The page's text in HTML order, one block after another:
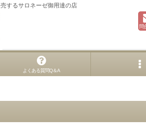
するサロネーゼ御用達の店
問
よくある質問Q＆A